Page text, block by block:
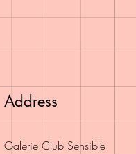
Address
Galerie Club Sensible